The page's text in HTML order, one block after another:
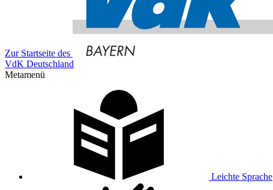
Zur Startseite des
VdK Deutschland
Metamenü
Leichte Sprache